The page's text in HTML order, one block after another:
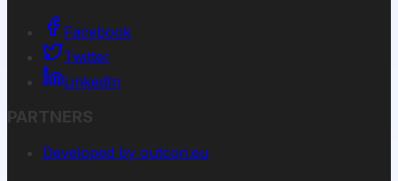
Facebook
Twitter
LinkedIn
PARTNERS
Developed by outcon.eu